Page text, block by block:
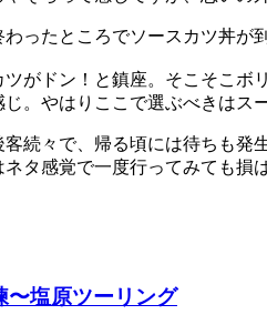
ったところでソースカツ丼が到
がドン！と鎮座。そこそこボ
。やはりここで選ぶべきはス
続々で、帰る頃には待ちも発
タ感覚で一度行ってみても損
〜塩原ツーリング